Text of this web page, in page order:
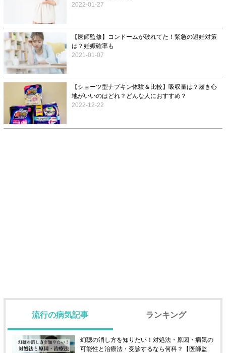
2022-01-27
【医師監修】コンドームが破れてた！緊急の避妊対策
は？妊娠確率も
2021-01-07
【ショーツ型ナプキン体験＆比較】吸収量は？履き心
地がいいのはどれ？どんな人におすすめ？
2022-12-22
流行の病気記事 ランキング
幻聴の消し方を知りたい！対処法・原因・病気の
可能性と治療法・受診するなら何科？【医師監